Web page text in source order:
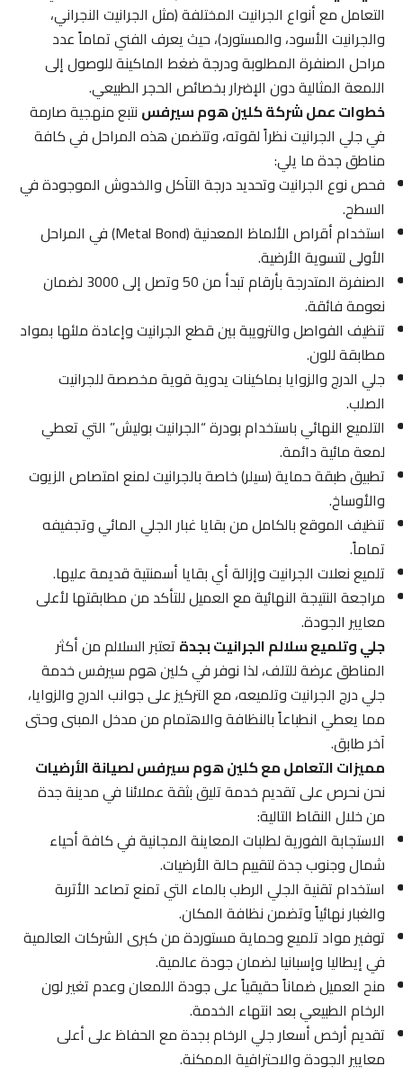
التعامل مع أنواع الجرانيت المختلفة (مثل الجرانيت النجراني،
والجرانيت الأسود، والمستورد)، حيث يعرف الفني تماماً عدد
مراحل الصنفرة المطلوبة ودرجة ضغط الماكينة للوصول إلى
اللمعة المثالية دون الإضرار بخصائص الحجر الطبيعي.
خطوات عمل شركة كلين هوم سيرفسنتبع منهجية صارمة
في جلي الجرانيت نظراً لقوته، وتتضمن هذه المراحل في كافة
مناطق جدة ما يلي:
فحص نوع الجرانيت وتحديد درجة التآكل والخدوش الموجودة في
السطح.
استخدام أقراص الألماظ المعدنية (Metal Bond) في المراحل
الأولى لتسوية الأرضية.
الصنفرة المتدرجة بأرقام تبدأ من 50 وتصل إلى 3000 لضمان
نعومة فائقة.
تنظيف الفواصل والترويبة بين قطع الجرانيت وإعادة ملئها بمواد
مطابقة للون.
جلي الدرج والزوايا بماكينات يدوية قوية مخصصة للجرانيت
الصلب.
التلميع النهائي باستخدام بودرة “الجرانيت بوليش” التي تعطي
لمعة مائية دائمة.
تطبيق طبقة حماية (سيلر) خاصة بالجرانيت لمنع امتصاص الزيوت
والأوساخ.
تنظيف الموقع بالكامل من بقايا غبار الجلي المائي وتجفيفه
تماماً.
تلميع نعلات الجرانيت وإزالة أي بقايا أسمنتية قديمة عليها.
مراجعة النتيجة النهائية مع العميل للتأكد من مطابقتها لأعلى
معايير الجودة.
جلي وتلميع سلالم الجرانيت بجدةتعتبر السلالم من أكثر
المناطق عرضة للتلف، لذا نوفر في كلين هوم سيرفس خدمة
جلي درج الجرانيت وتلميعه، مع التركيز على جوانب الدرج والزوايا،
مما يعطي انطباعاً بالنظافة والاهتمام من مدخل المبنى وحتى
آخر طابق.
مميزات التعامل مع كلين هوم سيرفس لصيانة الأرضيات
نحن نحرص على تقديم خدمة تليق بثقة عملائنا في مدينة جدة
من خلال النقاط التالية:
الاستجابة الفورية لطلبات المعاينة المجانية في كافة أحياء
شمال وجنوب جدة لتقييم حالة الأرضيات.
استخدام تقنية الجلي الرطب بالماء التي تمنع تصاعد الأتربة
والغبار نهائياً وتضمن نظافة المكان.
توفير مواد تلميع وحماية مستوردة من كبرى الشركات العالمية
في إيطاليا وإسبانيا لضمان جودة عالمية.
منح العميل ضماناً حقيقياً على جودة اللمعان وعدم تغير لون
الرخام الطبيعي بعد انتهاء الخدمة.
تقديم أرخص أسعار جلي الرخام بجدة مع الحفاظ على أعلى
معايير الجودة والاحترافية الممكنة.